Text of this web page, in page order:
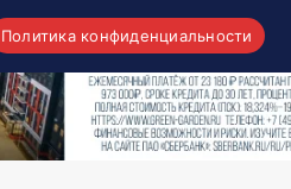
Политика конфиденциальности